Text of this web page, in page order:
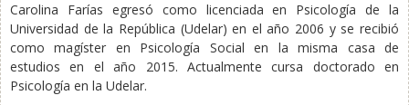
Carolina Farías egresó como licenciada en Psicología de la
Universidad de la República (Udelar) en el año 2006 y se recibió
como magíster en Psicología Social en la misma casa de
estudios en el año 2015. Actualmente cursa doctorado en
Psicología en la Udelar.